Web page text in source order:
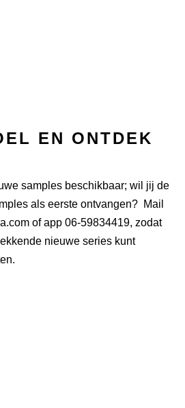
EN ONTDEK
samples beschikbaar; wil jij de
als eerste ontvangen? Mail
of app 06-59834419, zodat
nieuwe series kunt